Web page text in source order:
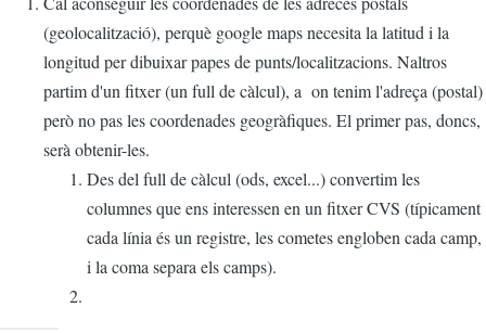
(geolocalització), perquè google maps necesita la latitud i la
longitud per dibuixar papes de punts/localitzacions. Naltros
partim d'un fitxer (un full de càlcul), a on tenim l'adreça (postal)
però no pas les coordenades geogràfiques. El primer pas, doncs,
serà obtenir-les.
Des del full de càlcul (ods, excel...) convertim les
columnes que ens interessen en un fitxer CVS (típicament
cada línia és un registre, les cometes engloben cada camp,
i la coma separa els camps).